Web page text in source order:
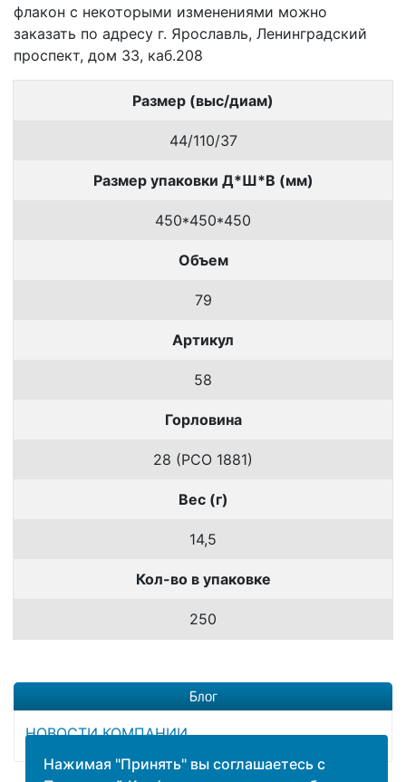
флакон с некоторыми изменениями можно
заказать по адресу г. Ярославль, Ленинградский
проспект, дом 33, каб.208
Размер (выс/диам)
44/110/37
Размер упаковки Д*Ш*В (мм)
450*450*450
Объем
79
Артикул
58
Горловина
28 (PCO 1881)
Вес (г)
14,5
Кол-во в упаковке
250
Блог
НОВОСТИ КОМПАНИИ
Нажимая "Принять" вы соглашаетесь с